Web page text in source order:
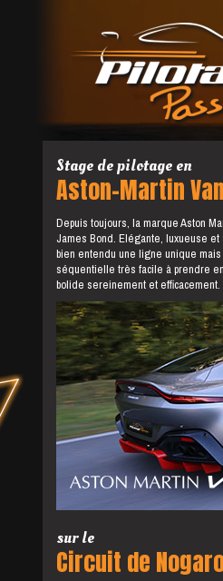
Stage de pilotage en
Aston-Martin
Depuis toujours, la marque Aston
James Bond. Elégante, luxueuse
bien entendu une ligne unique
séquentielle très facile à prendre
bolide sereinement et efficacement.
sur le
Circuit de